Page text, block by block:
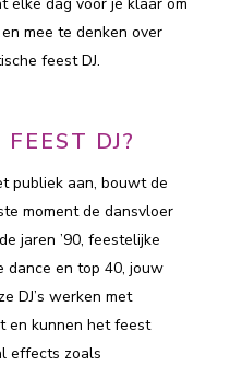
mee te denken over
feest DJ.
DJ?
publiek aan, bouwt de
moment de dansvloer
jaren ’90, feestelijke
dance en top 40, jouw
DJ’s werken met
en kunnen het feest
effects zoals